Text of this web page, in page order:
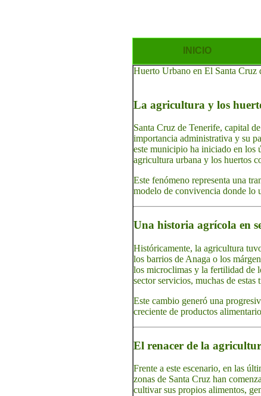
INICIO
Huerto Urbano en El Santa Cruz
La agricultura y los
Santa Cruz de Tenerife, capital
importancia administrativa y su
este municipio ha iniciado en los
agricultura urbana y los huertos
Este fenómeno representa una
modelo de convivencia donde lo
Una historia agrícola en
Históricamente, la agricultura
los barrios de Anaga o los
los microclimas y la fertilidad de
sector servicios, muchas de
Este cambio generó una
creciente de productos
El renacer de la
Frente a este escenario, en las
zonas de Santa Cruz han
cultivar sus propios alimentos,